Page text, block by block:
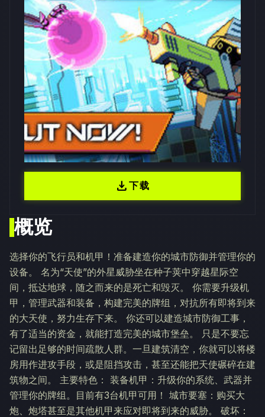
概览
选择你的飞行员和机甲！准备建造你的城市防御并管理你的
设备。 名为“天使”的外星威胁坐在种子荚中穿越星际空
间，抵达地球，随之而来的是死亡和毁灭。 你需要升级机
甲，管理武器和装备，构建完美的牌组，对抗所有即将到来
的大天使，努力生存下来。 你还可以建造城市防御工事，
有了适当的资金，就能打造完美的城市堡垒。 只是不要忘
记留出足够的时间疏散人群。一旦建筑清空，你就可以将楼
房用作进攻手段，或是阻挡攻击，甚至还能把天使碾碎在建
筑物之间。 主要特色： 装备机甲：升级你的系统、武器并
管理你的牌组。目前有3台机甲可用！ 城市要塞：购买大
炮、炮塔甚至是其他机甲来应对即将到来的威胁。 破坏：
download下载